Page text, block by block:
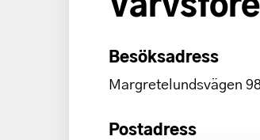
Besöksadress
Margretelundsvägen
Postadress